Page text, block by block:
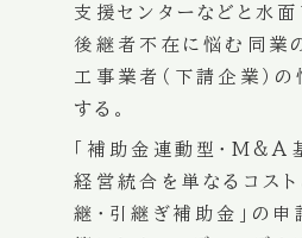
支援センターなどと水
後継者不在に悩む同業
工事業者（下請企業）
する。
「補助金連動型・M&A
経営統合を単なるコスト
継・引継ぎ補助金」の